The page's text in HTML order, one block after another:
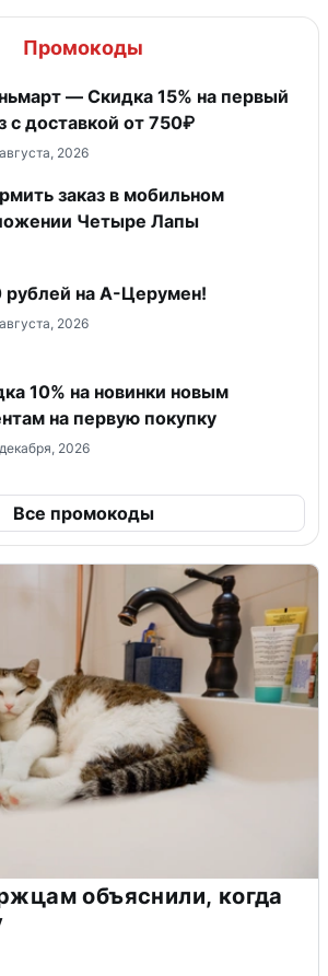
Промокоды
— Скидка 15% на первый
с доставкой от 750₽
2026
заказ в мобильном
Четыре Лапы
рублей на А-Церумен!
2026
10% на новинки новым
на первую покупку
2026
Все промокоды
объяснили, когда